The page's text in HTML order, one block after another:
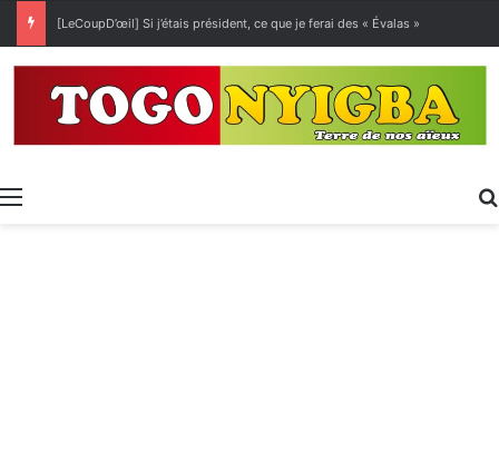
[LeCoupD’œil] Si j’étais président, ce que je ferai des « Évalas »
Menu